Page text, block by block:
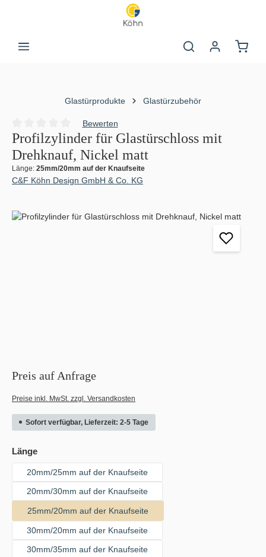
Glastürprodukte Glastürzubehör
Durchschnittliche Bewertung von 0 von 5 Sternen
Bewerten
Profilzylinder für Glastürschloss mit
Drehknauf, Nickel matt
Länge: 25mm/20mm auf der Knaufseite
C&F Köhn Design GmbH & Co. KG
Bildergalerie überspringen
Preis auf Anfrage
Preise inkl. MwSt. zzgl. Versandkosten
Sofort verfügbar, Lieferzeit: 2-5 Tage
Längeauswählen
20mm/25mm auf der Knaufseite
20mm/30mm auf der Knaufseite
25mm/20mm auf der Knaufseite
30mm/20mm auf der Knaufseite
30mm/35mm auf der Knaufseite